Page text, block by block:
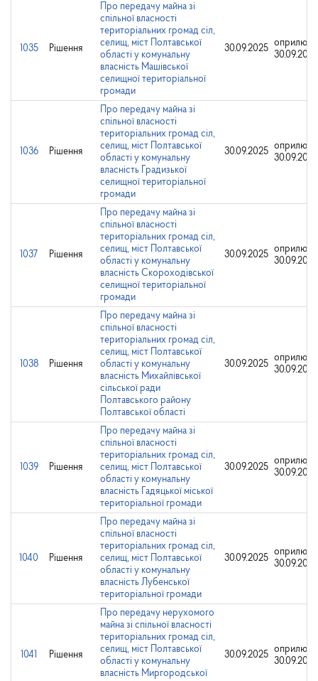
1035 Рішення
Про передачу майна зі
спільної власності
територіальних громад сіл,
селищ, міст Полтавської
області у комунальну
власність Машівської
селищної територіальної
громади
30.09.2025
30.09.2025
1036 Рішення
Про передачу майна зі
спільної власності
територіальних громад сіл,
селищ, міст Полтавської
області у комунальну
власність Градизької
селищної територіальної
громади
30.09.2025
30.09.2025
1037 Рішення
Про передачу майна зі
спільної власності
територіальних громад сіл,
селищ, міст Полтавської
області у комунальну
власність Скороходівської
селищної територіальної
громади
30.09.2025
30.09.2025
1038 Рішення
Про передачу майна зі
спільної власності
територіальних громад сіл,
селищ, міст Полтавської
області у комунальну
власність Михайлівської
сільської ради
Полтавського району
Полтавської області
30.09.2025
30.09.2025
1039 Рішення
Про передачу майна зі
спільної власності
територіальних громад сіл,
селищ, міст Полтавської
області у комунальну
власність Гадяцької міської
територіальної громади
30.09.2025
30.09.2025
1040 Рішення
Про передачу майна зі
спільної власності
територіальних громад сіл,
селищ, міст Полтавської
області у комунальну
власність Лубенської
територіальної громади
30.09.2025
30.09.2025
1041 Рішення
Про передачу нерухомого
майна зі спільної власності
територіальних громад сіл,
селищ, міст Полтавської
області у комунальну
власність Миргородської
30.09.2025
30.09.2025